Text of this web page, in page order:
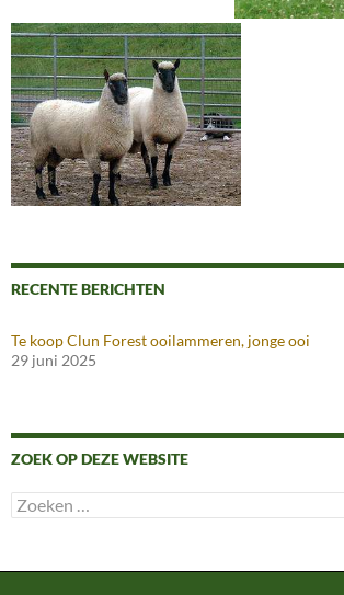
RECENTE BERICHTEN
Te koop Clun Forest ooilammeren, jonge ooi
29 juni 2025
ZOEK OP DEZE WEBSITE
Zoeken
naar: